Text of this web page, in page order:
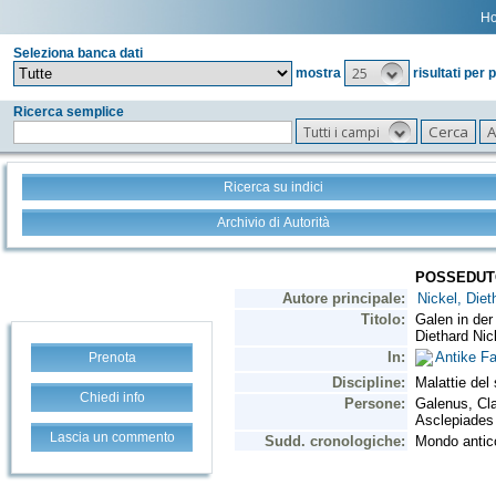
Seleziona banca dati
mostra
25 risultati per
Ricerca semplice
Tutti i campi
Ricerca su indici
Archivio di Autorità
Prenota
Chiedi info
Lascia un commento